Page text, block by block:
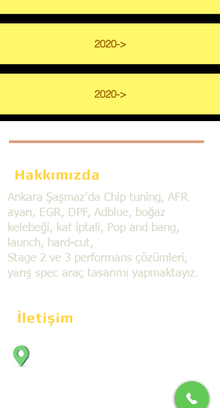
2020->
2020->
Hakkımızda
Ankara Şaşmaz'da Chip tuning, AFR
ayarı, EGR, DPF, Adblue, boğaz
kelebeği, kat iptali, Pop and bang,
launch, hard-cut,
Stage 2 ve 3 performans çözümleri,
yarış spec araç tasarımı yapmaktayız.
İletişim